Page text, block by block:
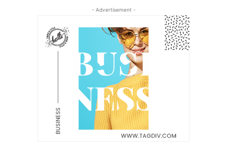
- Advertisement -